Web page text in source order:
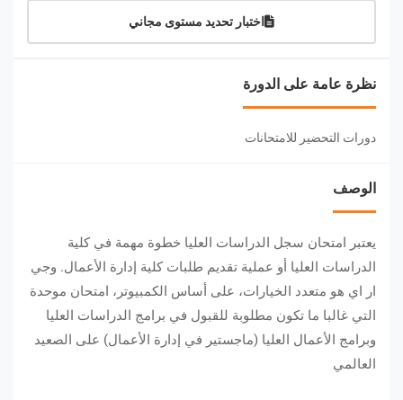
اختبار تحديد مستوى مجاني
نظرة عامة على الدورة
دورات التحضير للامتحانات
الوصف
يعتبر امتحان سجل الدراسات العليا خطوة مهمة في كلية
الدراسات العليا أو عملية تقديم طلبات كلية إدارة الأعمال. وجي
ار اي هو متعدد الخيارات، على أساس الكمبيوتر، امتحان موحدة
التي غالبا ما تكون مطلوبة للقبول في برامج الدراسات العليا
وبرامج الأعمال العليا (ماجستير في إدارة الأعمال) على الصعيد
العالمي